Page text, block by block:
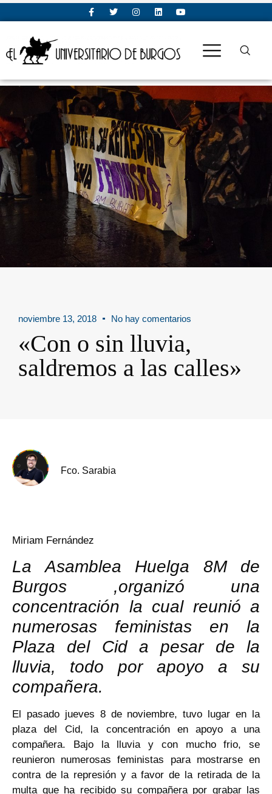
noviembre 13, 2018 No hay comentarios
«Con o sin lluvia,
saldremos a las calles»
Fco. Sarabia
Miriam Fernández
La Asamblea Huelga 8M de
Burgos ,organizó una
concentración la cual reunió a
numerosas feministas en la
Plaza del Cid a pesar de la
lluvia, todo por apoyo a su
compañera.
El pasado jueves 8 de noviembre, tuvo lugar en la
plaza del Cid, la concentración en apoyo a una
compañera. Bajo la lluvia y con mucho frio, se
reunieron numerosas feministas para mostrarse en
contra de la represión y a favor de la retirada de la
multa que ha recibido su compañera por grabar las